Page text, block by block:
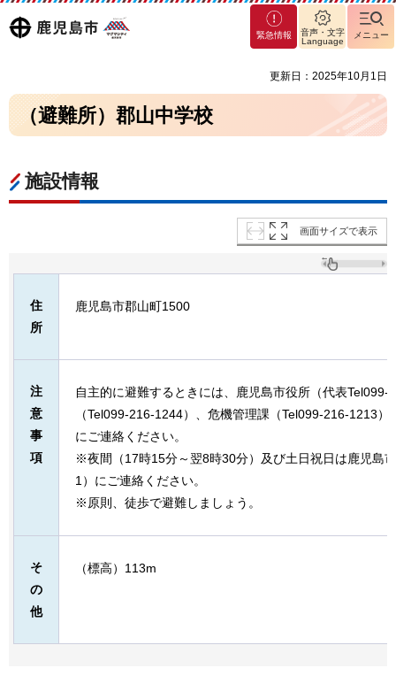
鹿児島
マグ
マシ
緊急情報
音声・文字
Language
メニュー
更新日：2025年10月1日
（避難所）郡山中学校
施設情報
画面サイズで表示
住
所
鹿児島市郡山町1500
注
意
事
項
自主的に避難するときには、鹿児島市役所（代表Tel099-
（Tel099-216-1244）、危機管理課（Tel099-216-1213
にご連絡ください。
※夜間（17時15分～翌8時30分）及び土日祝日は鹿児島
1）にご連絡ください。
※原則、徒歩で避難しましょう。
そ
の
他
（標高）113m